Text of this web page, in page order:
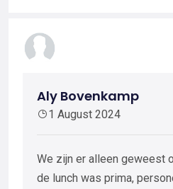
Aly Bovenkamp
1 August 2024
We zijn er alleen geweest
de lunch was prima,